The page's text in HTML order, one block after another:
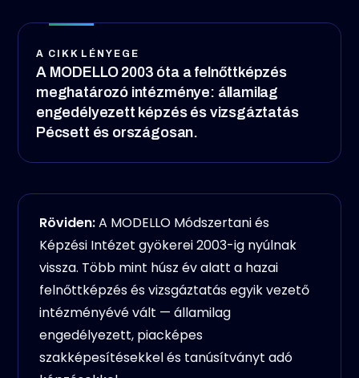
A CIKK LÉNYEGE
A MODELLO 2003 óta a felnőttképzés
meghatározó intézménye: államilag
engedélyezett képzés és vizsgáztatás
Pécsett és országosan.
Röviden:A MODELLO Módszertani és
Képzési Intézet gyökerei 2003-ig nyúlnak
vissza. Több mint húsz év alatt a hazai
felnőttképzés és vizsgáztatás egyik vezető
intézményévé vált — államilag
engedélyezett, piacképes
szakképesítésekkel és tanúsítványt adó